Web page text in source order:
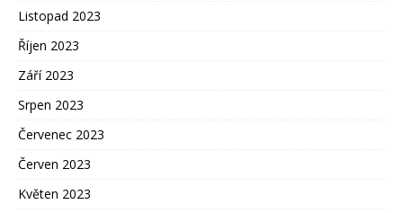
Listopad 2023
Říjen 2023
Září 2023
Srpen 2023
Červenec 2023
Červen 2023
Květen 2023